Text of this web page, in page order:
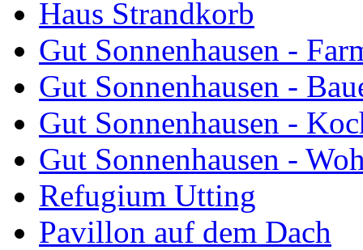
Haus Strandkorb
Gut Sonnenhausen -
Gut Sonnenhausen -
Gut Sonnenhausen -
Gut Sonnenhausen -
Refugium Utting
Pavillon auf dem Dach